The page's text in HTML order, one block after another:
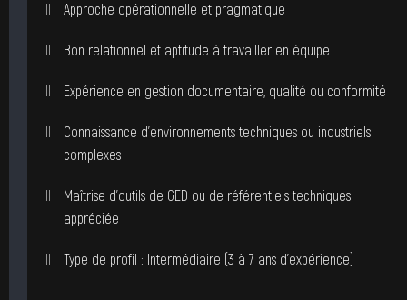
Approche opérationnelle et pragmatique
Bon relationnel et aptitude à travailler en équipe
Expérience en gestion documentaire, qualité ou conformité
Connaissance d’environnements techniques ou industriels
complexes
Maîtrise d’outils de GED ou de référentiels techniques
appréciée
Type de profil : Intermédiaire (3 à 7 ans d’expérience)